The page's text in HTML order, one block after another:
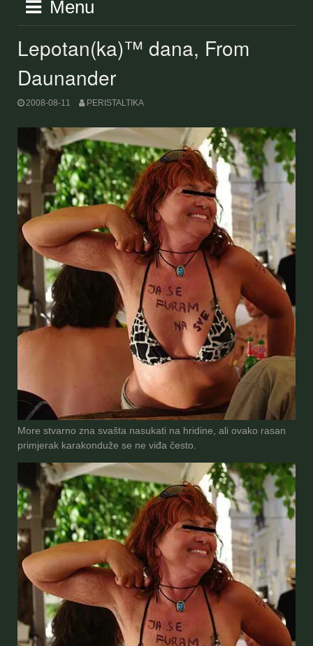
Menu
Lepotan(ka)™ dana, From
Daunander
2008-08-11 PERISTALTIKA
More stvarno zna svašta nasukati na hridine, ali ovako rasan
primjerak karakonduže se ne viđa često.